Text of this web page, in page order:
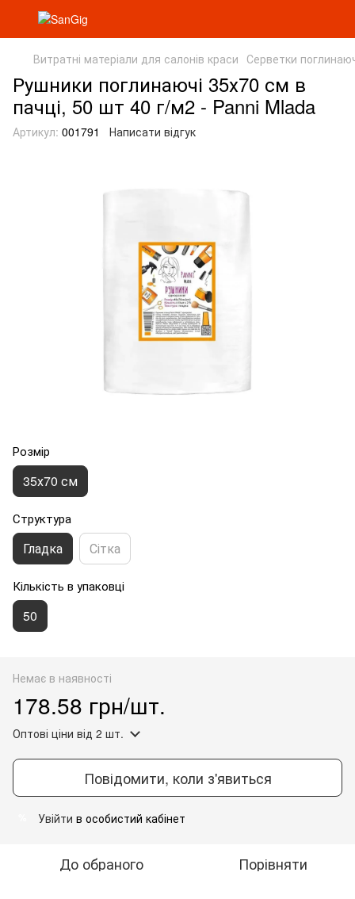
Витратні матеріали для салонів краси Серветки
Рушники поглинаючі 35х70 см в
пачці, 50 шт 40 г/м2 - Panni Mlada
Артикул: 001791 Написати відгук
Розмір
35х70 см
Структура
Гладка Сітка
Кількість в упаковці
50
Немає в наявності
178.58 грн/шт.
Оптові ціни від 2 шт.
Повідомити, коли з'явиться
Увійти в особистий кабінет
До обраного Порівняти